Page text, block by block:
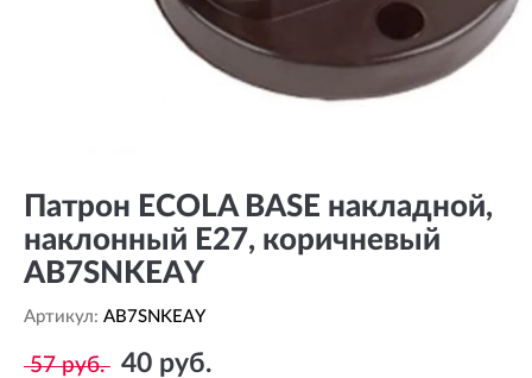
Патрон ECOLA BASE накладной,
наклонный E27, коричневый
AB7SNKEAY
Артикул: AB7SNKEAY
57 руб. 40 руб.